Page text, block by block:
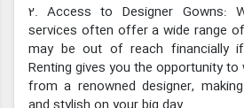
2. Access to Designer Gowns:
services often offer a wide range
may be out of reach financially
Renting gives you the opportunity to
from a renowned designer,